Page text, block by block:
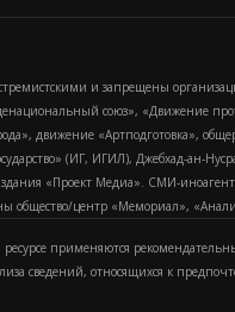
и запрещены
союз», «Движение
движение «Артподготовка»,
(ИГ, ИГИЛ), Джебхад-ан-
«Проект Медиа». СМИ-
общество/центр «Мемориал»,
применяются
сведений, относящихся к